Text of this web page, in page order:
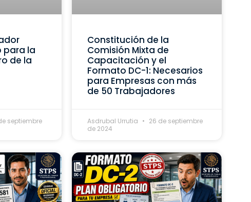
para la
de la
septiembre
Constitución de la
Comisión Mixta de
Capacitación y el
Formato DC-1: Necesarios
para Empresas con más
de 50 Trabajadores
Asdrubal Urrutia
26 de septiembre
de 2024